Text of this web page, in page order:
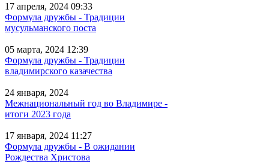
17 апреля, 2024 09:33
Формула дружбы - Традиции
мусульманского поста
05 марта, 2024 12:39
Формула дружбы - Традиции
владимирского казачества
24 января, 2024
Межнациональный год во Владимире -
итоги 2023 года
17 января, 2024 11:27
Формула дружбы - В ожидании
Рождества Христова